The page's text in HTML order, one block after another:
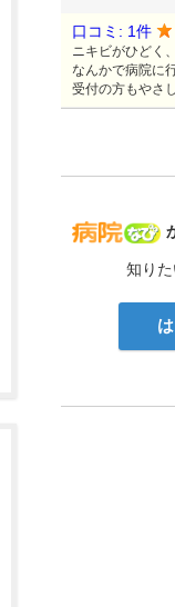
知り
口コミ: 1件
ニキビがひどく
なんかで病院に
受付の方もやさ